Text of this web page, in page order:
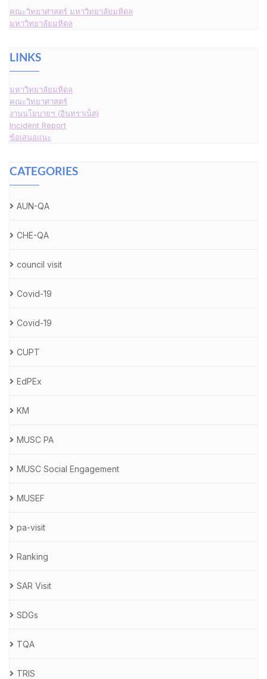
คณะวิทยาศาสตร์ มหาวิทยาลัยมหิดล
มหาวิทยาลัยมหิดล
LINKS
มหาวิทยาลัยมหิดล
คณะวิทยาศาสตร์
งานนโยบายฯ (อินทราเน็ต)
Incident Report
ข้อเสนอแนะ
CATEGORIES
AUN-QA
CHE-QA
council visit
Covid-19
Covid-19
CUPT
EdPEx
KM
MUSC PA
MUSC Social Engagement
MUSEF
pa-visit
Ranking
SAR Visit
SDGs
TQA
TRIS